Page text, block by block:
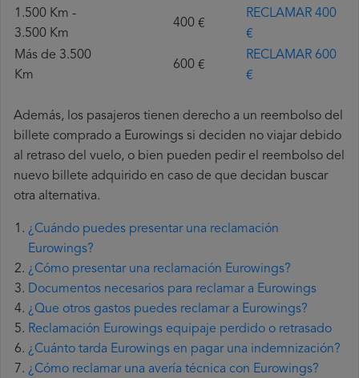
1.500 Km -
3.500 Km
400 €
RECLAMAR 400
€
Más de 3.500
Km
600 €
RECLAMAR 600
€
Además, los pasajeros tienen derecho a un reembolso del
billete comprado a Eurowings si deciden no viajar debido
al retraso del vuelo, o bien pueden pedir el reembolso del
nuevo billete adquirido en caso de que decidan buscar
otra alternativa.
¿Cuándo puedes presentar una reclamación
Eurowings?
¿Cómo presentar una reclamación Eurowings?
Documentos necesarios para reclamar a Eurowings
¿Que otros gastos puedes reclamar a Eurowings?
Reclamación Eurowings equipaje perdido o retrasado
¿Cuánto tarda Eurowings en pagar una indemnización?
¿Cómo reclamar una avería técnica con Eurowings?